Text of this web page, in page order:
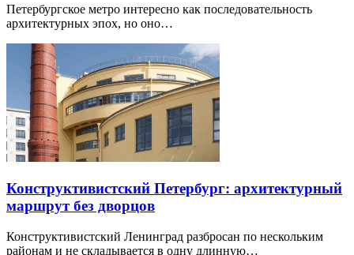
Петербургское метро интересно как последовательность
архитектурных эпох, но оно…
Конструктивистский Петербург: архитектурный
маршрут без дворцов
Конструктивистский Ленинград разбросан по нескольким
районам и не складывается в одну длинную…